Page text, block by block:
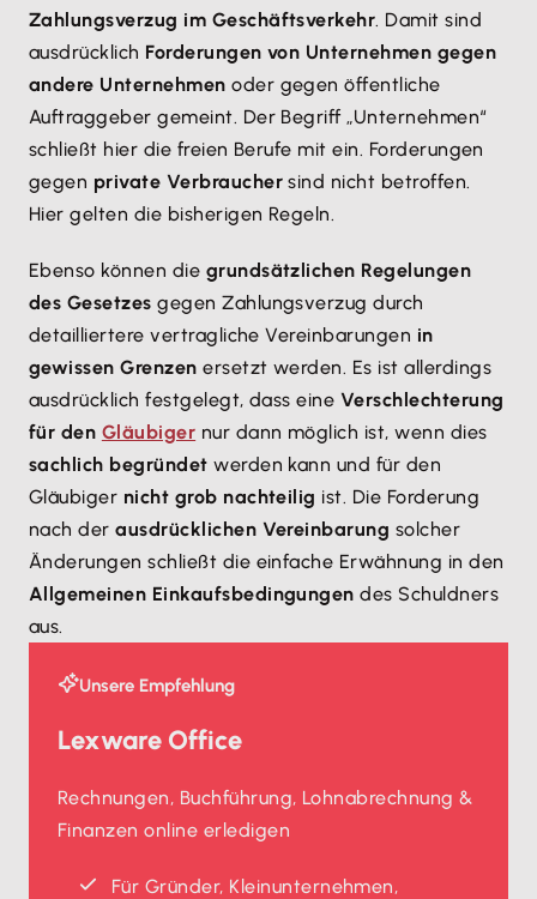
Zahlungsverzug im Geschäftsverkehr. Damit sind
ausdrücklich Forderungen von Unternehmen gegen
andere Unternehmen oder gegen öffentliche
Auftraggeber gemeint. Der Begriff „Unternehmen“
schließt hier die freien Berufe mit ein. Forderungen
gegen private Verbraucher sind nicht betroffen.
Hier gelten die bisherigen Regeln.
Ebenso können die grundsätzlichen Regelungen
des Gesetzes gegen Zahlungsverzug durch
detailliertere vertragliche Vereinbarungen in
gewissen Grenzen ersetzt werden. Es ist allerdings
ausdrücklich festgelegt, dass eine Verschlechterung
für den Gläubiger nur dann möglich ist, wenn dies
sachlich begründet werden kann und für den
Gläubiger nicht grob nachteilig ist. Die Forderung
nach derausdrücklichen Vereinbarung solcher
Änderungen schließt die einfache Erwähnung in den
Allgemeinen Einkaufsbedingungen des Schuldners
aus.
Unsere Empfehlung
Lexware Office
Rechnungen, Buchführung, Lohnabrechnung &
Finanzen online erledigen
Für Gründer, Kleinunternehmen,